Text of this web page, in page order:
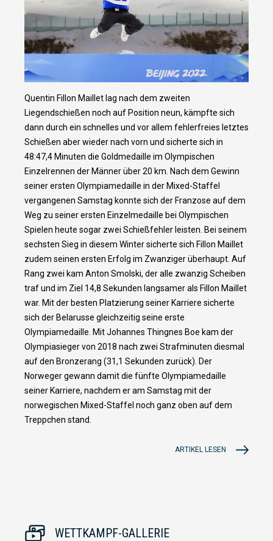
Quentin Fillon Maillet lag nach dem zweiten
Liegendschießen noch auf Position neun, kämpfte sich
dann durch ein schnelles und vor allem fehlerfreies letztes
Schießen aber wieder nach vorn und sicherte sich in
48:47,4 Minuten die Goldmedaille im Olympischen
Einzelrennen der Männer über 20 km. Nach dem Gewinn
seiner ersten Olympiamedaille in der Mixed-Staffel
vergangenen Samstag konnte sich der Franzose auf dem
Weg zu seiner ersten Einzelmedaille bei Olympischen
Spielen heute sogar zwei Schießfehler leisten. Bei seinem
sechsten Sieg in diesem Winter sicherte sich Fillon Maillet
zudem seinen ersten Erfolg im Zwanziger überhaupt. Auf
Rang zwei kam Anton Smolski, der alle zwanzig Scheiben
traf und im Ziel 14,8 Sekunden langsamer als Fillon Maillet
war. Mit der besten Platzierung seiner Karriere sicherte
sich der Belarusse gleichzeitig seine erste
Olympiamedaille. Mit Johannes Thingnes Boe kam der
Olympiasieger von 2018 nach zwei Strafminuten diesmal
auf den Bronzerang (31,1 Sekunden zurück). Der
Norweger gewann damit die fünfte Olympiamedaille
seiner Karriere, nachdem er am Samstag mit der
norwegischen Mixed-Staffel noch ganz oben auf dem
Treppchen stand.
ARTIKEL LESEN
WETTKAMPF-GALLERIE